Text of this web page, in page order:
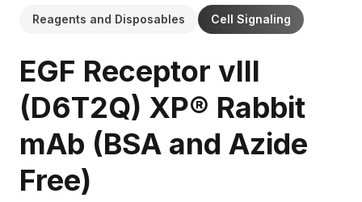
Reagents and Disposables Cell Signaling
EGF Receptor vIII
(D6T2Q) XP® Rabbit
mAb (BSA and Azide
Free)